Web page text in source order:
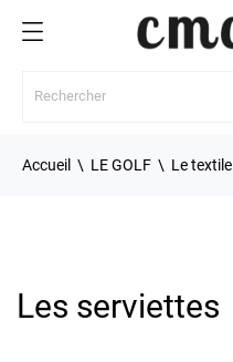
Accueil LE GOLF Le textile
Les serviettes